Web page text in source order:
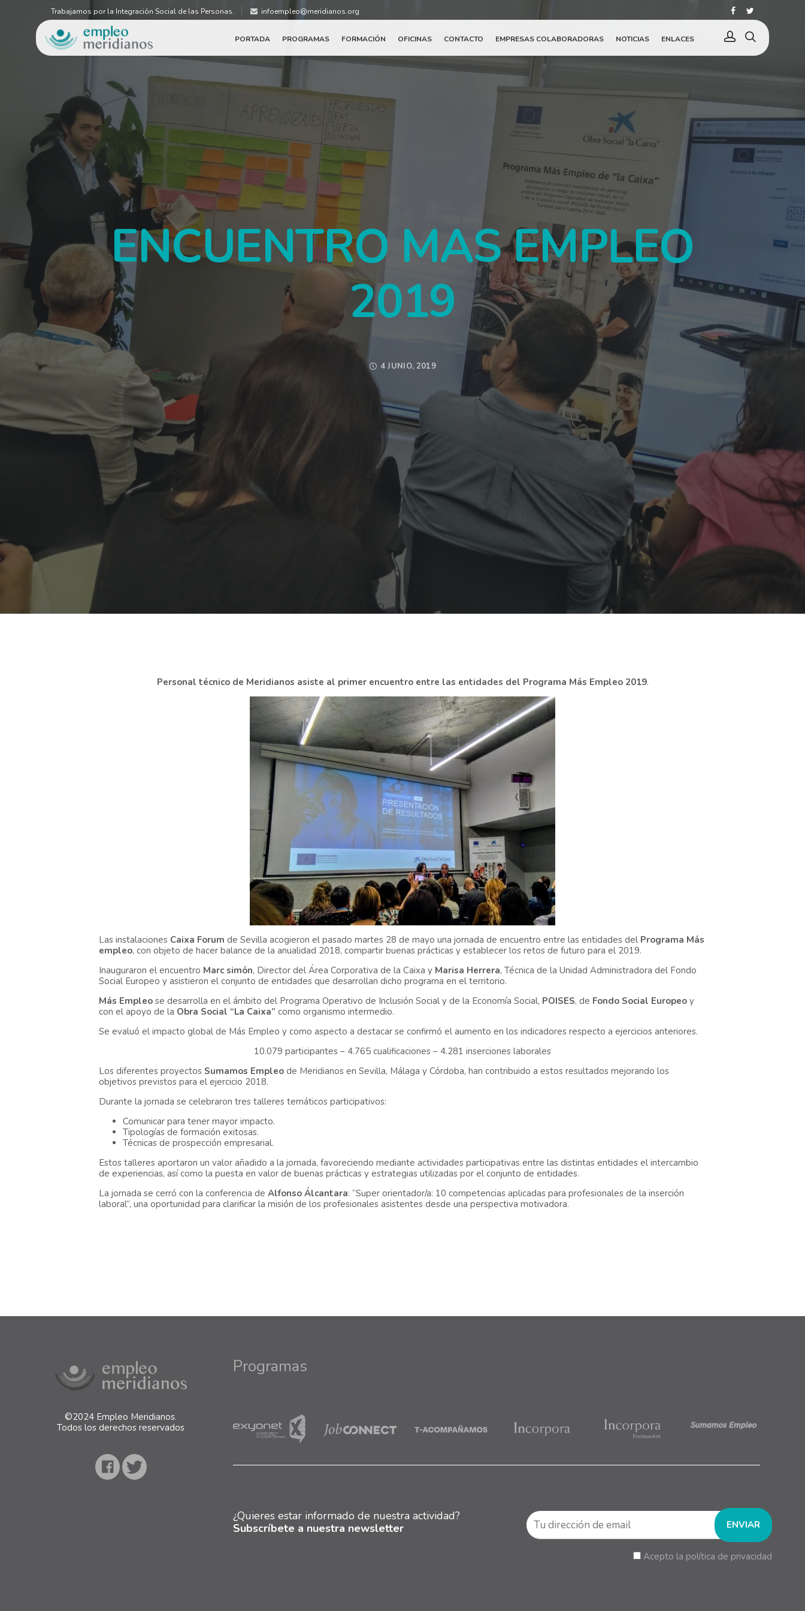
Trabajamos por la Integración Social de las Personas. infoempleo@meridianos.org
PORTADA PROGRAMAS FORMACIÓN OFICINAS CONTACTO EMPRESAS COLABORADORAS NOTICIAS ENLACES
ENCUENTRO MAS EMPLEO
2019
4 JUNIO, 2019
Personal técnico de Meridianos asiste al primer encuentro entre las entidades del Programa Más Empleo 2019.
Las instalaciones Caixa Forum de Sevilla acogieron el pasado martes 28 de mayo una jornada de encuentro entre las entidades del Programa Más
empleo, con objeto de hacer balance de la anualidad 2018, compartir buenas prácticas y establecer los retos de futuro para el 2019.
Inauguraron el encuentro Marc simón, Director del Área Corporativa de la Caixa y Marisa Herrera, Técnica de la Unidad Administradora del Fondo
Social Europeo y asistieron el conjunto de entidades que desarrollan dicho programa en el territorio.
Más Empleose desarrolla en el ámbito del Programa Operativo de Inclusión Social y de la Economía Social, POISES, de Fondo Social Europeoy
con el apoyo de la Obra Social “La Caixa” como organismo intermedio.
Se evaluó el impacto global de Más Empleo y como aspecto a destacar se confirmó el aumento en los indicadores respecto a ejercicios anteriores.
10.079 participantes – 4.765 cualificaciones – 4.281 inserciones laborales
Los diferentes proyectos Sumamos Empleode Meridianos en Sevilla, Málaga y Córdoba, han contribuido a estos resultados mejorando los
objetivos previstos para el ejercicio 2018.
Durante la jornada se celebraron tres talleres temáticos participativos:
Comunicar para tener mayor impacto.
Tipologías de formación exitosas.
Técnicas de prospección empresarial.
Estos talleres aportaron un valor añadido a la jornada, favoreciendo mediante actividades participativas entre las distintas entidades el intercambio
de experiencias, así como la puesta en valor de buenas prácticas y estrategias utilizadas por el conjunto de entidades.
La jornada se cerró con la conferencia de Alfonso Álcantara: “Super orientador/a: 10 competencias aplicadas para profesionales de la inserción
laboral”, una oportunidad para clarificar la misión de los profesionales asistentes desde una perspectiva motivadora.
©2024 Empleo Meridianos.
Todos los derechos reservados
Programas
¿Quieres estar informado de nuestra actividad?
Subscríbete a nuestra newsletter
Acepto la política de privacidad